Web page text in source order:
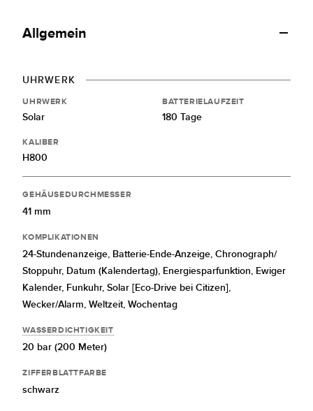
Allgemein
UHRWERK
UHRWERK
Solar
BATTERIELAUFZEIT
180 Tage
KALIBER
H800
GEHÄUSEDURCHMESSER
41 mm
KOMPLIKATIONEN
24-Stundenanzeige, Batterie-Ende-Anzeige,Chronograph/
Stoppuhr, Datum (Kalendertag), Energiesparfunktion, Ewiger
Kalender, Funkuhr,Solar [Eco-Drive bei Citizen],
Wecker/Alarm,Weltzeit,Wochentag
WASSERDICHTIGKEIT
20 bar (200 Meter)
ZIFFERBLATTFARBE
schwarz